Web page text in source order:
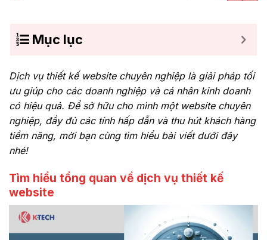
Mục lục
Dịch vụ thiết kế website chuyên nghiệp là giải pháp tối
ưu giúp cho các doanh nghiệp và cá nhân kinh doanh
có hiệu quả. Để sở hữu cho mình một website chuyên
nghiệp, đầy đủ các tính hấp dẫn và thu hút khách hàng
tiềm năng, mời bạn cùng tìm hiểu bài viết dưới đây
nhé!
Tìm hiểu tổng quan về dịch vụ thiết kế
website